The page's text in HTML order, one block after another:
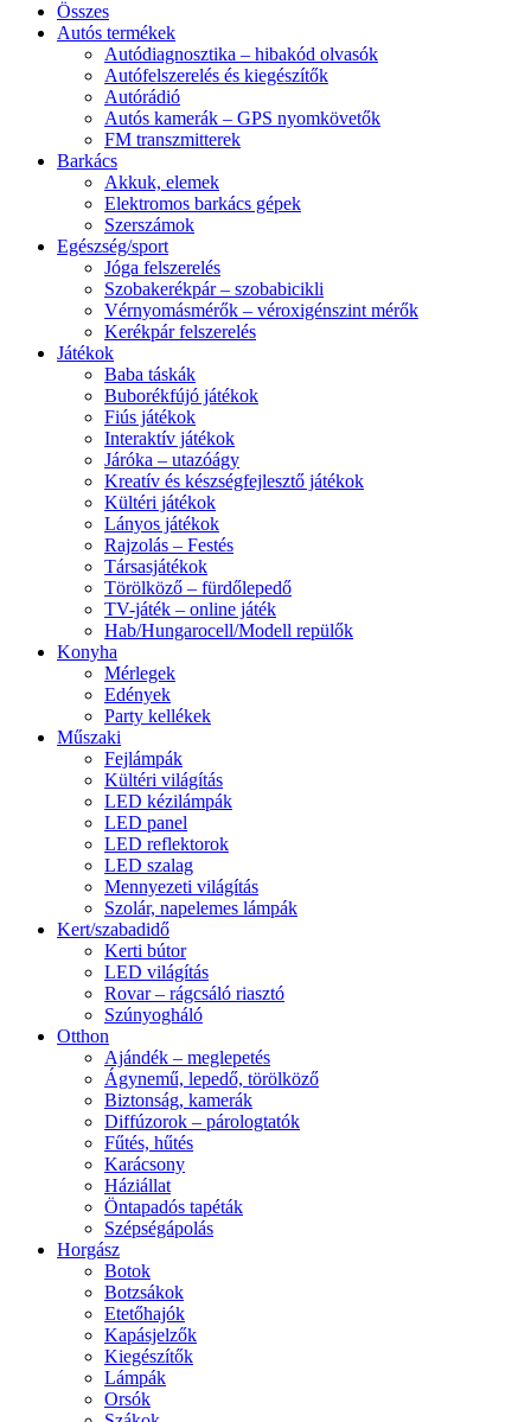
Összes
Autós termékek
Autódiagnosztika – hibakód olvasók
Autófelszerelés és kiegészítők
Autórádió
Autós kamerák – GPS nyomkövetők
FM transzmitterek
Barkács
Akkuk, elemek
Elektromos barkács gépek
Szerszámok
Egészség/sport
Jóga felszerelés
Szobakerékpár – szobabicikli
Vérnyomásmérők – véroxigénszint mérők
Kerékpár felszerelés
Játékok
Baba táskák
Buborékfújó játékok
Fiús játékok
Interaktív játékok
Járóka – utazóágy
Kreatív és készségfejlesztő játékok
Kültéri játékok
Lányos játékok
Rajzolás – Festés
Társasjátékok
Törölköző – fürdőlepedő
TV-játék – online játék
Hab/Hungarocell/Modell repülők
Konyha
Mérlegek
Edények
Party kellékek
Műszaki
Fejlámpák
Kültéri világítás
LED kézilámpák
LED panel
LED reflektorok
LED szalag
Mennyezeti világítás
Szolár, napelemes lámpák
Kert/szabadidő
Kerti bútor
LED világítás
Rovar – rágcsáló riasztó
Szúnyogháló
Otthon
Ajándék – meglepetés
Ágynemű, lepedő, törölköző
Biztonság, kamerák
Diffúzorok – párologtatók
Fűtés, hűtés
Karácsony
Háziállat
Öntapadós tapéták
Szépségápolás
Horgász
Botok
Botzsákok
Etetőhajók
Kapásjelzők
Kiegészítők
Lámpák
Orsók